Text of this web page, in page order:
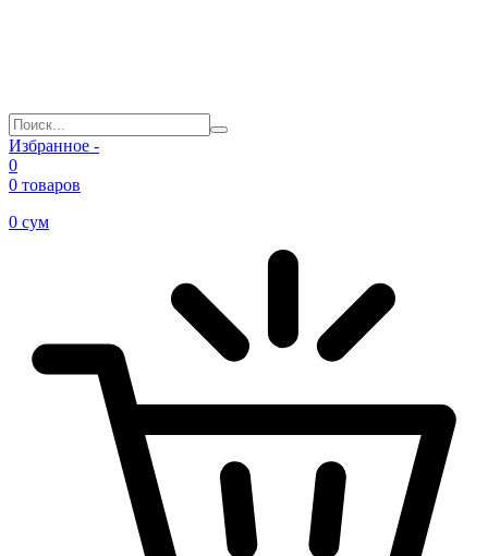
Избранное -
0
0 товаров
0 сум